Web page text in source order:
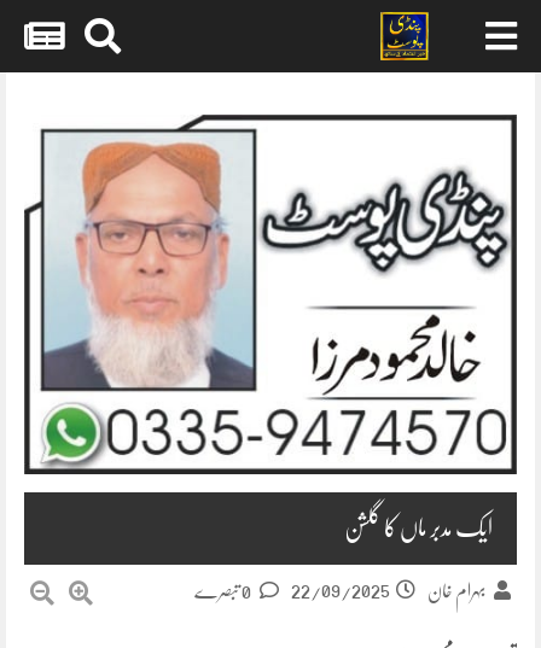
content
ایک مدبر ماں کا گلشن
بہرام خان 22/09/2025